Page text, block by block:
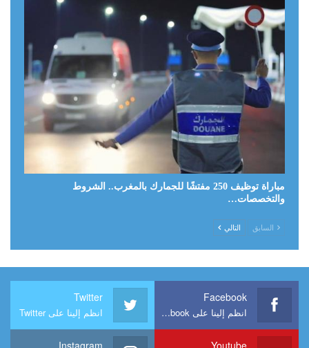
مباراة توظيف 250 مفتشًا للجمارك بالمغرب.. الشروط
والتخصصات…
السابق التالي
Facebook
انظم إلينا على Facebook
Twitter
انظم إلينا على Twitter